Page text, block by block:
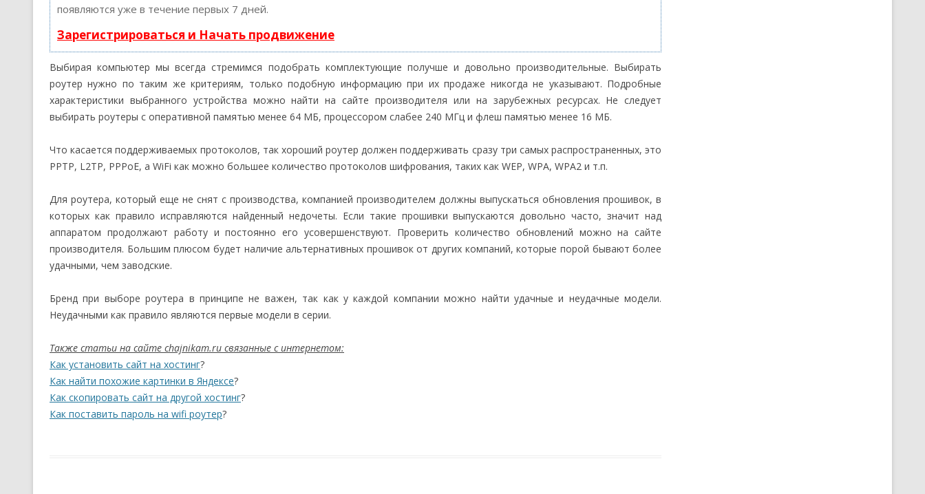
появляются уже в течение первых 7 дней.
Зарегистрироваться и Начать продвижение
Выбирая компьютер мы всегда стремимся подобрать комплектующие получше и довольно производительные. Выбирать
роутер нужно по таким же критериям, только подобную информацию при их продаже никогда не указывают. Подробные
характеристики выбранного устройства можно найти на сайте производителя или на зарубежных ресурсах. Не следует
выбирать роутеры с оперативной памятью менее 64 МБ, процессором слабее 240 МГц и флеш памятью менее 16 МБ.
Что касается поддерживаемых протоколов, так хороший роутер должен поддерживать сразу три самых распространенных, это
PPTP, L2TP, PPPoE, а WiFi как можно большее количество протоколов шифрования, таких как WEP, WPA, WPA2 и т.п.
Для роутера, который еще не снят с производства, компанией производителем должны выпускаться обновления прошивок, в
которых как правило исправляются найденный недочеты. Если такие прошивки выпускаются довольно часто, значит над
аппаратом продолжают работу и постоянно его усовершенствуют. Проверить количество обновлений можно на сайте
производителя. Большим плюсом будет наличие альтернативных прошивок от других компаний, которые порой бывают более
удачными, чем заводские.
Бренд при выборе роутера в принципе не важен, так как у каждой компании можно найти удачные и неудачные модели.
Неудачными как правило являются первые модели в серии.
Также статьи на сайте chajnikam.ru связанные с интернетом:
Как установить сайт на хостинг?
Как найти похожие картинки в Яндексе?
Как скопировать сайт на другой хостинг?
Как поставить пароль на wifi роутер?